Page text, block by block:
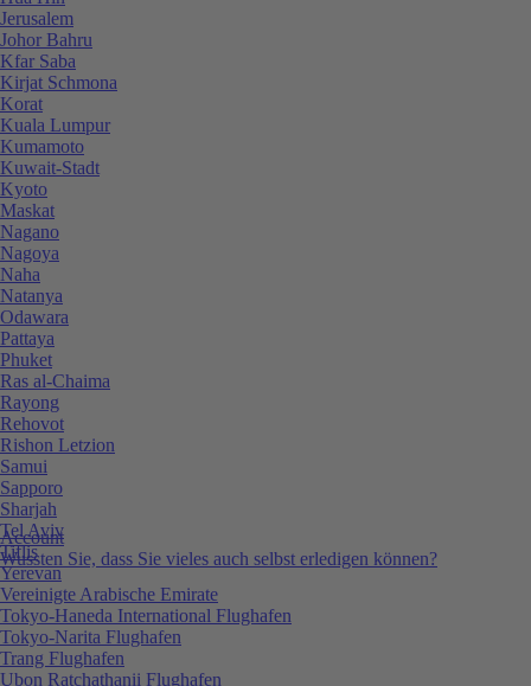
Account
Wussten Sie, dass Sie vieles auch selbst erledigen können?
Jerusalem
Johor Bahru
Kfar Saba
Kirjat Schmona
Korat
Kuala Lumpur
Kumamoto
Kuwait-Stadt
Kyoto
Maskat
Nagano
Nagoya
Naha
Natanya
Odawara
Pattaya
Phuket
Ras al-Chaima
Rayong
Rehovot
Rishon Letzion
Samui
Sapporo
Sharjah
Tel Aviv
Tiflis
Yerevan
Vereinigte Arabische Emirate
Tokyo-Haneda International Flughafen
Tokyo-Narita Flughafen
Trang Flughafen
Ubon Ratchathanii Flughafen